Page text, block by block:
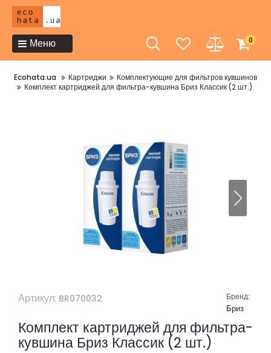
Меню 0
Ecohata.ua Картриджи
Комплектующие для фильтров кувшинов
Комплект картриджей для фильтра-кувшина Бриз Классик (2 шт.)
Артикул: BR070032 Бренд:
Бриз
Комплект картриджей для фильтра-
кувшина Бриз Классик (2 шт.)